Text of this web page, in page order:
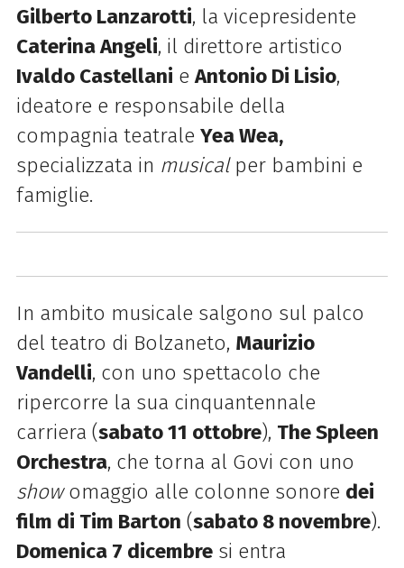
Gilberto Lanzarotti, la vicepresidente
Caterina Angeli, il direttore artistico
Ivaldo Castellani eAntonio Di Lisio,
ideatore e responsabile della
compagnia teatrale Yea Wea,
specializzata in musicalper bambini e
famiglie.
In ambito musicale salgono sul palco
del teatro di Bolzaneto, Maurizio
Vandelli, con uno spettacolo che
ripercorre la sua cinquantennale
carriera (sabato 11 ottobre), The Spleen
Orchestra, che torna al Govi con uno
showomaggio alle colonne sonore dei
film di Tim Barton (sabato 8 novembre).
Domenica 7 dicembresi entra